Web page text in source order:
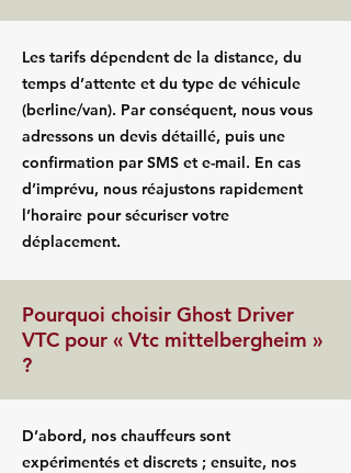
Les tarifs dépendent de la distance, du
temps d’attente et du type de véhicule
(berline/van). Par conséquent, nous vous
adressons un devis détaillé, puis une
confirmation par SMS et e-mail. En cas
d’imprévu, nous réajustons rapidement
l’horaire pour sécuriser votre
déplacement.
Pourquoi choisir Ghost Driver
VTC pour « Vtc mittelbergheim »
?
D’abord, nos chauffeurs sont
expérimentés et discrets ; ensuite, nos